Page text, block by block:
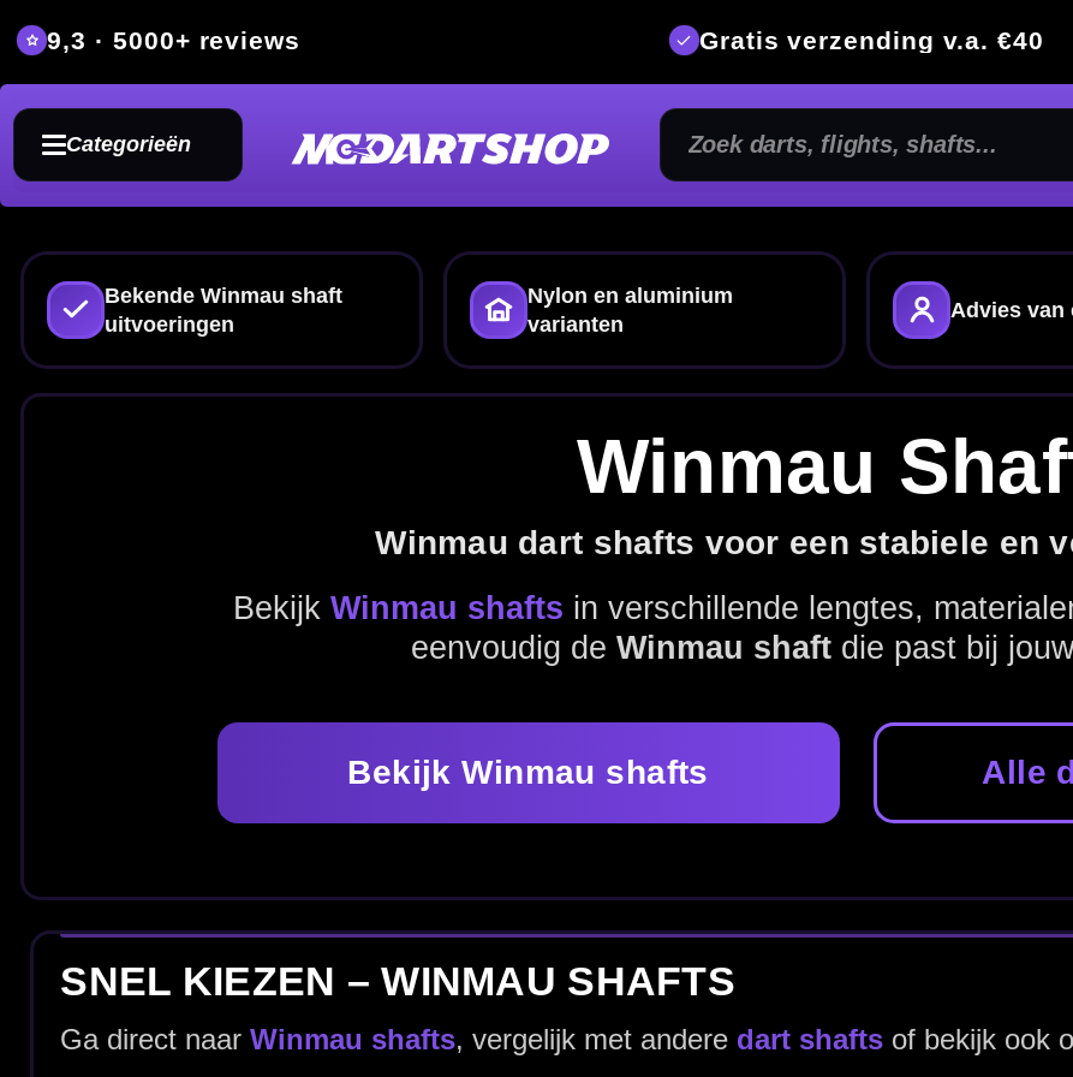
9,3 · 5000+ reviews Gratis verzending v.a. €40 350m²
Bekende Winmau shaft
Nylon en aluminium
Makkelijk
Winmau Shafts
Winmau dart shafts voor een stabiele en vertrouwde setup
in verschillende lengtes, materialen en uitvoeringen. Zo kies je
Winmau shaftdie past bij jouw worp en setup.
Bekijk Winmau shafts Alle dart shafts bekijken
Winmau shafts dart flights
Alle Winmau shafts Integrated systemen
SHAFT MERKEN
Kies jouw favoriete merk dart shafts en ga direct door naar het assortiment.